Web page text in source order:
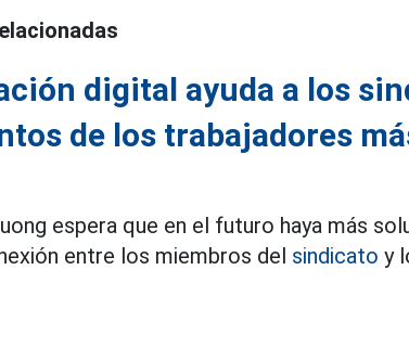
digital ayuda a los
de los trabajadores
espera que en el futuro haya más
entre los miembros del sindicato y